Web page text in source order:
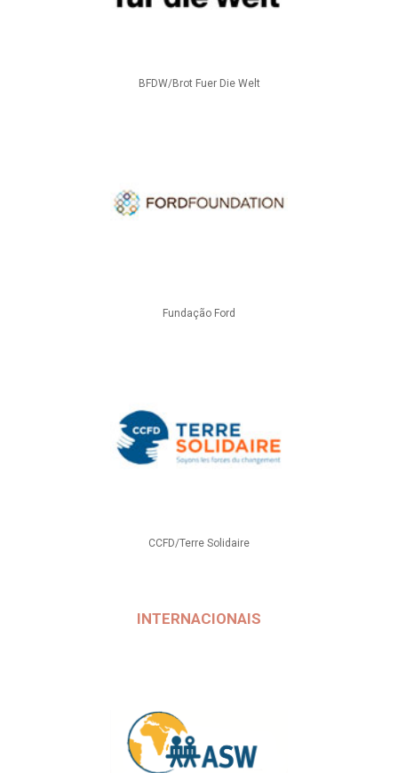
BFDW/Brot Fuer Die Welt
Fundação Ford
CCFD/Terre Solidaire
INTERNACIONAIS